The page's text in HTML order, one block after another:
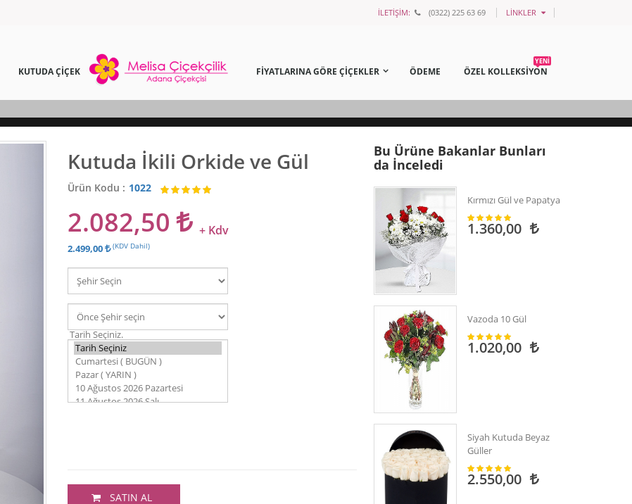
LINKLER
İLETİŞİM: (0322) 225 63 69
KUTUDA ÇİÇEK ÖZEL KOLLEKSİYON
YENİ
ÖDEME
FİYATLARINA GÖRE ÇİÇEKLER
Kutuda İkili Orkide ve Gül
Ürün Kodu : 1022
2.082,50 + Kdv
2.499,00 (KDV Dahil)
Tarih Seçiniz.
SATIN AL
Bu Ürüne Bakanlar Bunları
da İnceledi
Kırmızı Gül ve Papatya
1.360,00
Vazoda 10 Gül
1.020,00
Siyah Kutuda Beyaz
Güller
2.550,00